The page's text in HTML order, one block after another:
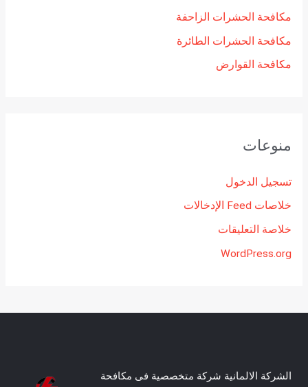
مكافحة الحشرات الزاحفة
مكافحة الحشرات الطائرة
مكافحة القوارض
منوعات
تسجيل الدخول
خلاصات Feed الإدخالات
خلاصة التعليقات
WordPress.org
الشركة الالمانية شركة متخصصية فى مكافحة